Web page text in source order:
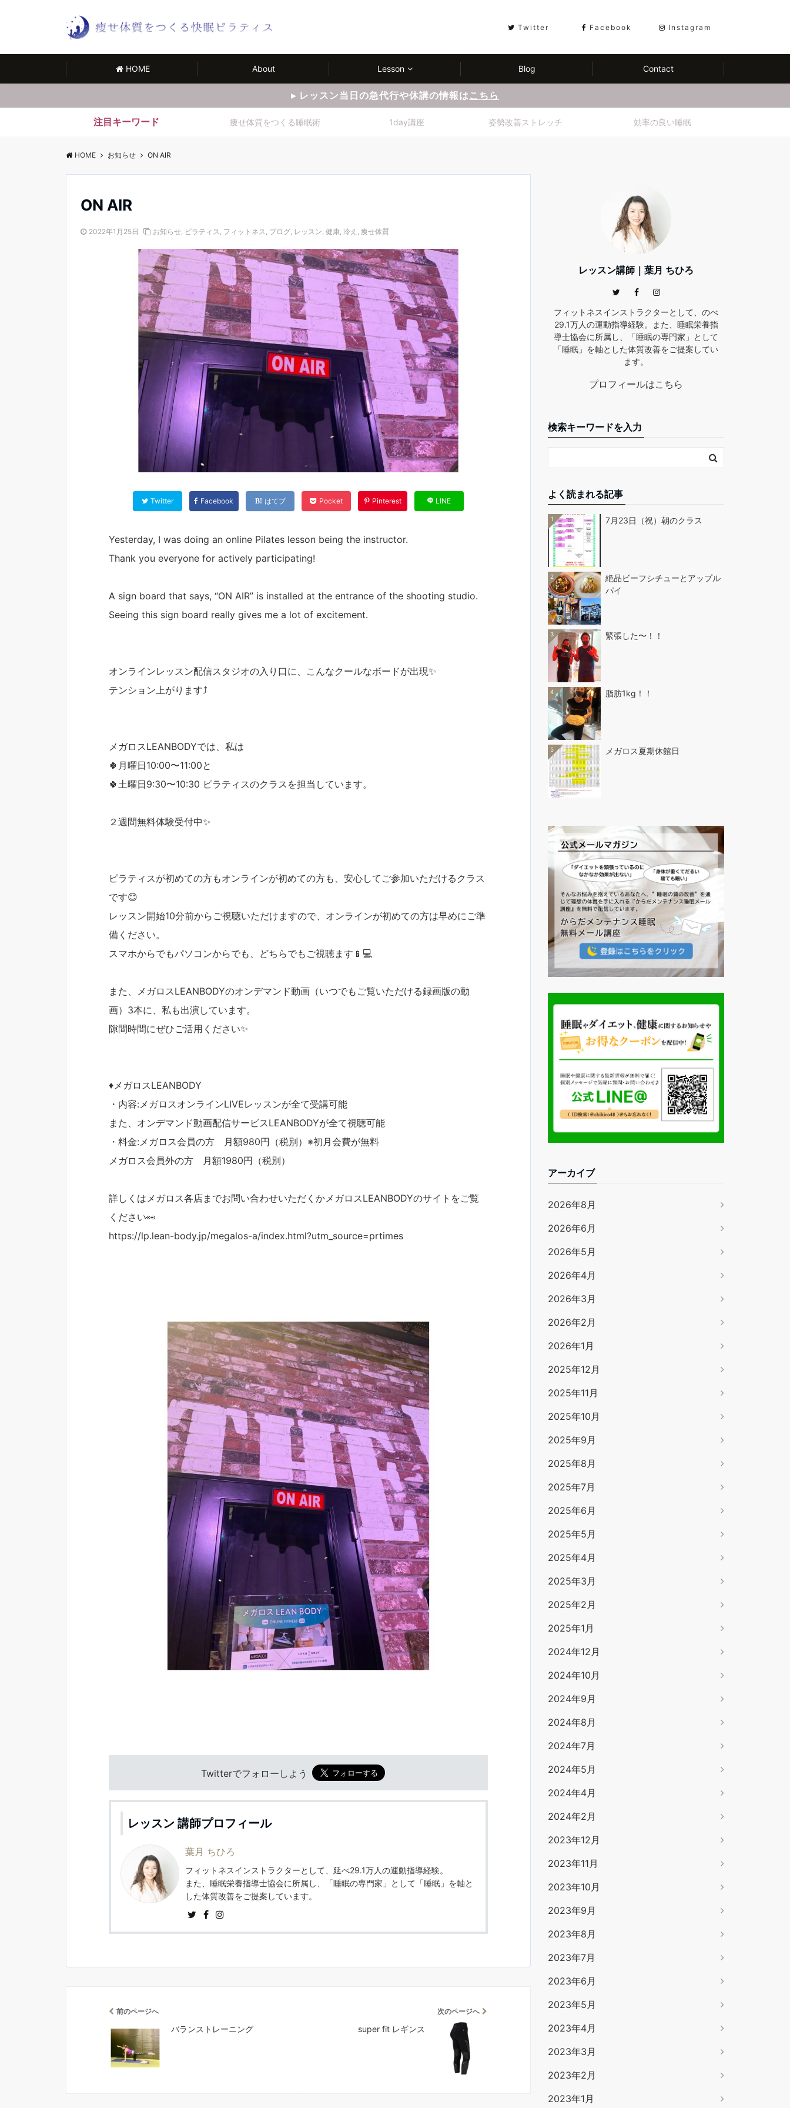
Twitter Facebook Instagram
HOME About Lesson Blog Contact
▸ レッスン当日の急代行や休講の情報はこちら
注目キーワード 痩せ体質をつくる睡眠術 1day講座 姿勢改善ストレッチ 効率の良い睡眠
HOME お知らせ ON AIR
ON AIR
2022年1月25日 お知らせ, ピラティス, フィットネス, ブログ, レッスン, 健康, 冷え , 痩せ体質
Twitter Facebook はてブ Pocket Pinterest LINE
Yesterday, I was doing an online Pilates lesson being the instructor.
Thank you everyone for actively participating!
A sign board that says, “ON AIR” is installed at the entrance of the shooting studio.
Seeing this sign board really gives me a lot of excitement.
オンラインレッスン配信スタジオの入り口に、こんなクールなボードが出現✨
テンション上がります⤴️
メガロスLEANBODYでは、私は
🍀月曜日10:00〜11:00と
🍀土曜日9:30〜10:30 ピラティスのクラスを担当しています。
２週間無料体験受付中✨
ピラティスが初めての方もオンラインが初めての方も、安心してご参加いただけるクラス
です😊
レッスン開始10分前からご視聴いただけますので、オンラインが初めての方は早めにご準
備ください。
スマホからでもパソコンからでも、どちらでもご視聴ます📱💻
また、メガロスLEANBODYのオンデマンド動画（いつでもご覧いただける録画版の動
画）3本に、私も出演しています。
隙間時間にぜひご活用ください✨
♦︎メガロスLEANBODY
・内容:メガロスオンラインLIVEレッスンが全て受講可能
また、オンデマンド動画配信サービスLEANBODYが全て視聴可能
・料金:メガロス会員の方 月額980円（税別）※初月会費が無料
メガロス会員外の方 月額1980円（税別）
詳しくはメガロス各店までお問い合わせいただくかメガロスLEANBODYのサイトをご覧
ください👀
https://lp.lean-body.jp/megalos-a/index.html?utm_source=prtimes
Twitterでフォローしよう
レッスン 講師プロフィール
葉月 ちひろ
フィットネスインストラクターとして、延べ29.1万人の運動指導経験。
また、睡眠栄養指導士協会に所属し、「睡眠の専門家」として「睡眠」を軸と
した体質改善をご提案しています。
前のページへ
バランストレーニング
次のページへ
super fit レギンス
レッスン講師｜葉月 ちひろ
フィットネスインストラクターとして、のべ
29.1万人の運動指導経験。また、睡眠栄養指
導士協会に所属し、「睡眠の専門家」として
「睡眠」を軸とした体質改善をご提案してい
ます。
プロフィールはこちら
検索キーワードを入力
よく読まれる記事
1 7月23日（祝）朝のクラス
2
絶品ビーフシチューとアップル
パイ
3 緊張した〜！！
4 脂肪1kg！！
5 メガロス夏期休館日
アーカイブ
2026年8月
2026年6月
2026年5月
2026年4月
2026年3月
2026年2月
2026年1月
2025年12月
2025年11月
2025年10月
2025年9月
2025年8月
2025年7月
2025年6月
2025年5月
2025年4月
2025年3月
2025年2月
2025年1月
2024年12月
2024年10月
2024年9月
2024年8月
2024年7月
2024年5月
2024年4月
2024年2月
2023年12月
2023年11月
2023年10月
2023年9月
2023年8月
2023年7月
2023年6月
2023年5月
2023年4月
2023年3月
2023年2月
2023年1月